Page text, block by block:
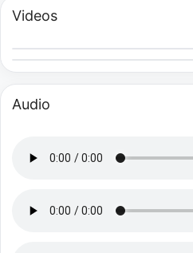
Videos
Audio